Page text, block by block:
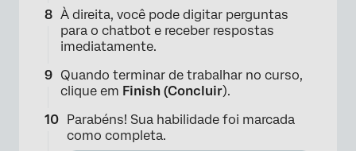
À direita, você pode digitar perguntas
para o chatbot e receber respostas
imediatamente.
Quando terminar de trabalhar no curso,
clique em Finish (Concluir).
Parabéns! Sua habilidade foi marcada
como completa.